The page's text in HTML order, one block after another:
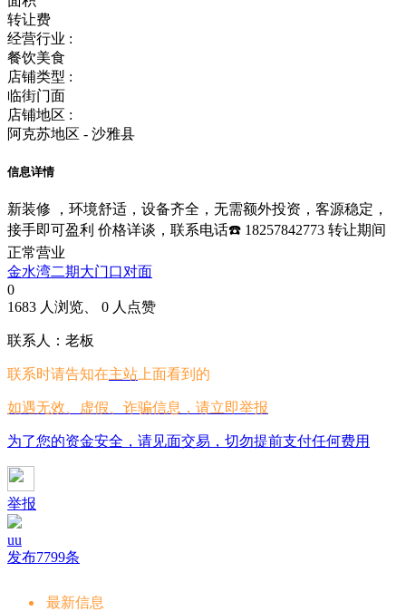
转让费
经营行业 :
餐饮美食
店铺类型 :
临街门面
店铺地区 :
阿克苏地区 - 沙雅县
信息详情
新装修 ，环境舒适，设备齐全，无需额外投资，客源稳定，
接手即可盈利 价格详谈，联系电话☎️ 18257842773 转让期间
正常营业
金水湾二期大门口对面
0
1683 人浏览、 0 人点赞
联系人：老板
联系时请告知在主站 上面看到的
如遇无效、虚假、诈骗信息，请立即举报
为了您的资金安全，请见面交易，切勿提前支付任何费用
举报
uu
发布7799条
最新信息